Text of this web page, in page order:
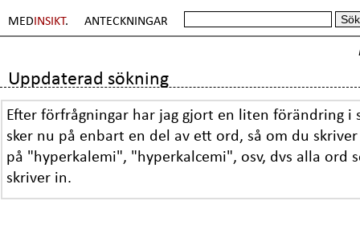
MED INSIKT. ANTECKNINGAR
Uppdaterad sökning
Efter förfrågningar har jag gjort en liten förändring i
sker nu på enbart en del av ett ord, så om du
på "hyperkalemi", "hyperkalcemi", osv, dvs alla ord
skriver in.